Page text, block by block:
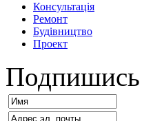
Консультація
Ремонт
Будівництво
Проект
Подпишись